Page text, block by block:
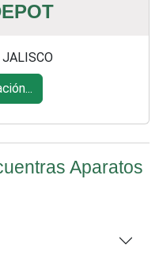
JALISCO
Aparatos